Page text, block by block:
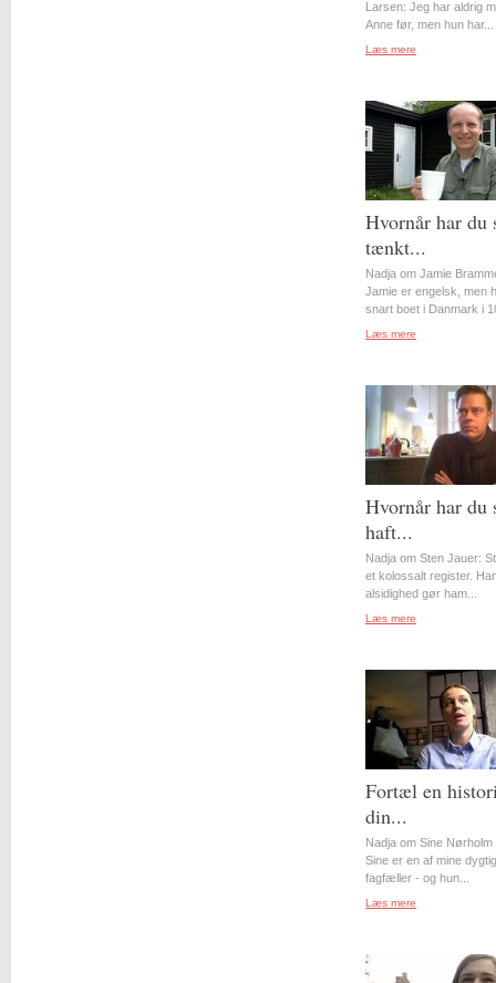
Larsen: Jeg har aldrig
Anne før, men hun har...
Læs mere
Hvornår har du
tænkt...
Nadja om Jamie
Jamie er engelsk, men
snart boet i Danmark i
Læs mere
Hvornår har du
haft...
Nadja om Sten Jauer:
et kolossalt register.
alsidighed gør ham...
Læs mere
Fortæl en
din...
Nadja om Sine
Sine er en af mine
fagfæller - og hun...
Læs mere